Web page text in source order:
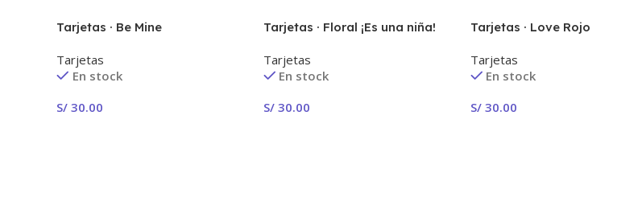
Tarjetas · Be Mine
Tarjetas
En stock
S/ 30.00
Tarjetas · Floral ¡Es una niña!
Tarjetas
En stock
S/30.00
Tarjetas · Love Rojo
Tarjetas
En stock
S/30.00